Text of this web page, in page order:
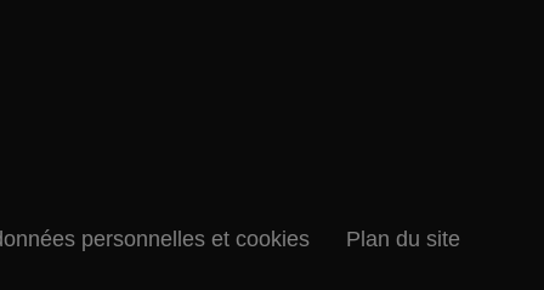
personnelles et cookies Plan du site